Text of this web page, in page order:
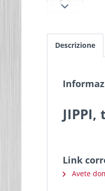
Descrizione
Link
Avete